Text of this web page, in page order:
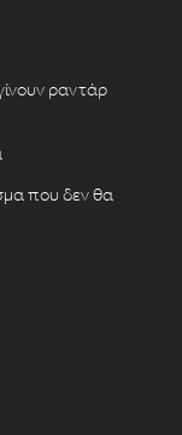
ραντάρ
που δεν θα